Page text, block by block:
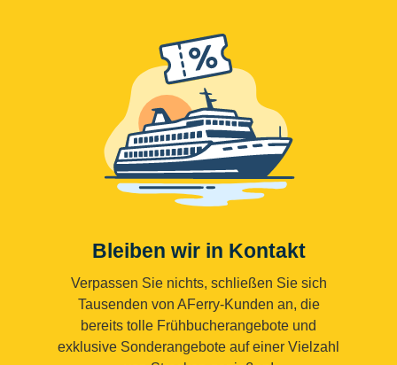
Bleiben wir in Kontakt
Verpassen Sie nichts, schließen Sie sich
Tausenden von AFerry-Kunden an, die
bereits tolle Frühbucherangebote und
exklusive Sonderangebote auf einer Vielzahl